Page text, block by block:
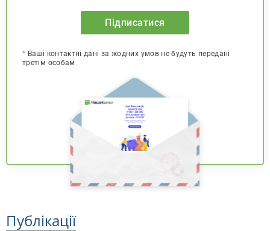
Підписатися
* Ваші контактні дані за жодних умов не будуть передані
третім особам
Публікації